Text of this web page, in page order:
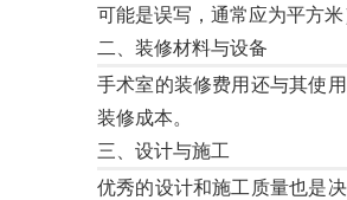
可能是误写，通常应为平方米
二、装修材料与设备
手术室的装修费用还与其使
装修成本。
三、设计与施工
优秀的设计和施工质量也是